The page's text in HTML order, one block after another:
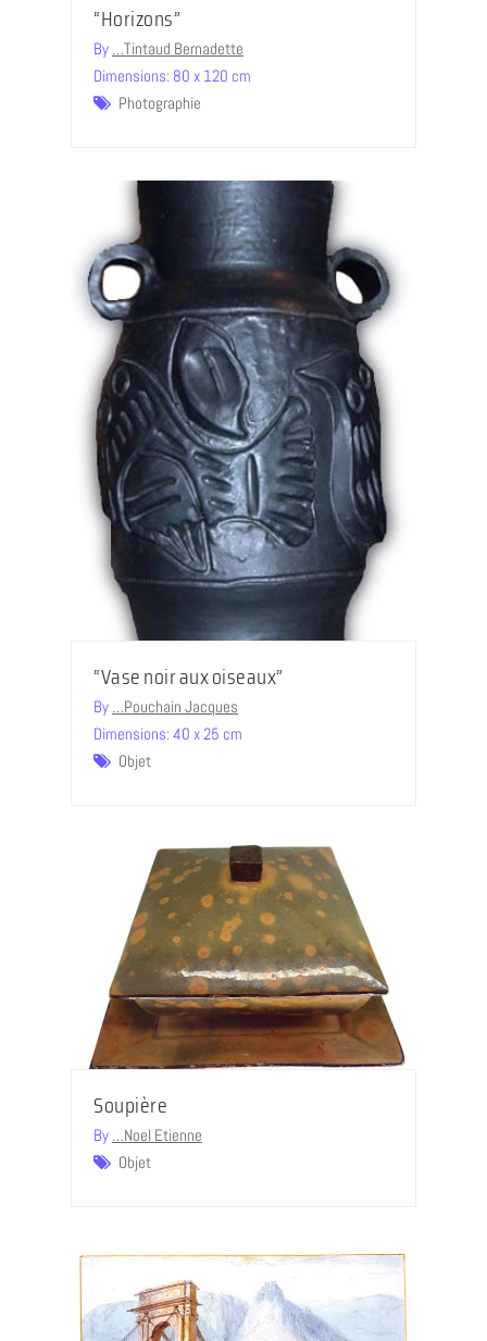
“Horizons”
By …Tintaud Bernadette
Dimensions: 80 x 120 cm
Photographie
“Vase noir aux oiseaux”
By …Pouchain Jacques
Dimensions: 40 x 25 cm
Objet
Soupière
By …Noel Etienne
Objet